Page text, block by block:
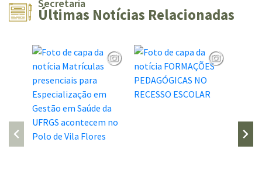
Secretaria
Últimas Notícias Relacionadas